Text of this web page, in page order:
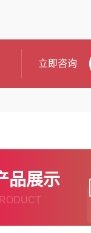
立即咨询
品展示